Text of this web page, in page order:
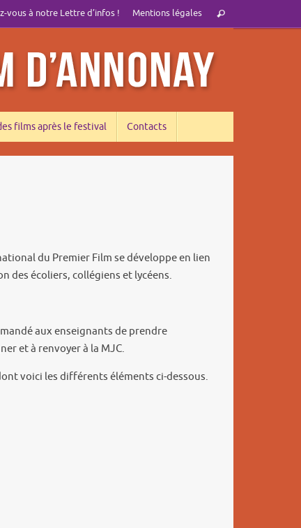
vous à notre Lettre d’infos ! Mentions légales
pour
Rechercher
films après le festival Contacts
du Premier Film se développe en lien
des écoliers, collégiens et lycéens.
aux enseignants de prendre
et à renvoyer à la MJC.
voici les différents éléments ci-dessous.